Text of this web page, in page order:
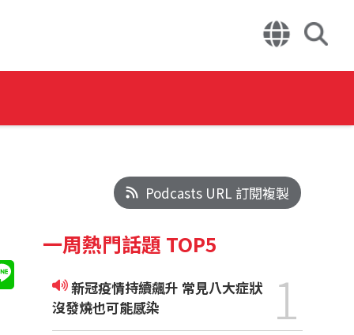
Podcasts URL 訂閱複製
一周熱門話題 TOP5
新冠疫情持續飆升 常見八大症狀
沒發燒也可能感染
1